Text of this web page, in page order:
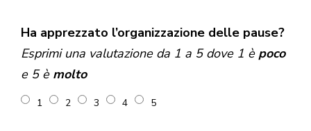
Ha apprezzato l’organizzazione delle pause?
Esprimi una valutazione da 1 a 5 dove 1 è poco
e 5 è molto
1 2 3 4 5